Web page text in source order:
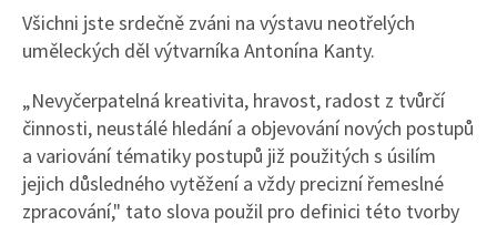
Všichni jste srdečně zváni na výstavu neotřelých
uměleckých děl výtvarníka Antonína Kanty.
„Nevyčerpatelná kreativita, hravost, radost z tvůrčí
činnosti, neustálé hledání a objevování nových postupů
a variování tématiky postupů již použitých s úsilím
jejich důsledného vytěžení a vždy precizní řemeslné
zpracování," tato slova použil pro definici této tvorby